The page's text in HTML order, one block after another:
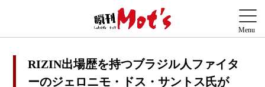
RIZIN出場歴を持つブラジル人ファイタ
ーのジェロニモ・ドス・サントス氏が